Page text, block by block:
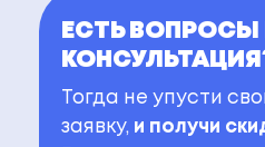
ЕСТЬ
Тогда не упусти
заявку, и получи